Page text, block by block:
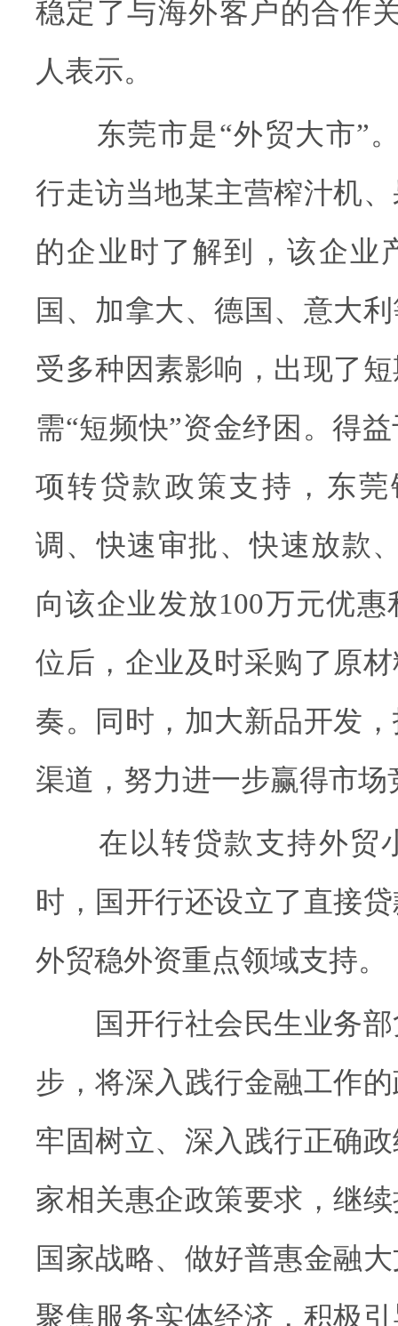
稳定了与海外客户的合作
人表示。
东莞市是“外贸大市”。
行走访当地某主营榨汁机
的企业时了解到，该企业
国、加拿大、德国、意大
受多种因素影响，出现了
需“短频快”资金纾困。得
项转贷款政策支持，东
调、快速审批、快速放款
向该企业发放100万元优
位后，企业及时采购了原
奏。同时，加大新品开发
渠道，努力进一步赢得市场
在以转贷款支持外贸
时，国开行还设立了直接
外贸稳外资重点领域支持。
国开行社会民生业务部
步，将深入践行金融工作
牢固树立、深入践行正确
家相关惠企政策要求，继
国家战略、做好普惠金融
聚焦服务实体经济，积极